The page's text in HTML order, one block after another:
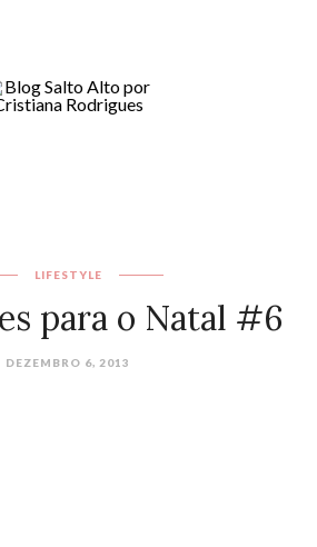
LIFESTYLE
para o Natal #6
DEZEMBRO 6, 2013